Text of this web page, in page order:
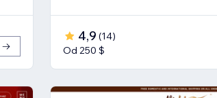
4,9 (14)
Od 250 $